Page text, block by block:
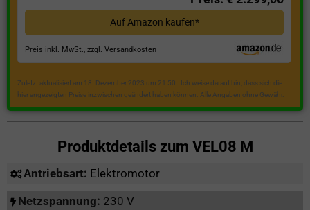
Auf Amazon kaufen*
Preis inkl. MwSt., zzgl. Versandkosten
Zuletzt aktualisiert am 18. Dezember 2023 um 21:50 . Ich weise darauf hin, dass sich die
hier angezeigten Preise inzwischen geändert haben können. Alle Angaben ohne Gewähr.
Produktdetails zum VEL08 M
Antriebsart: Elektromotor
Netzspannung: 230 V